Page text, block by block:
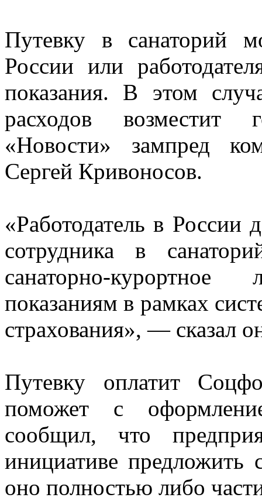
Путевку в санаторий
России или
показания. В этом
расходов возместит
«Новости» зампред
Сергей Кривоносов.
«Работодатель в России
сотрудника в
санаторно-
показаниям в рамках
страхования», — сказал
Путевку оплатит
поможет с
сообщил, что
инициативе предложить
оно полностью либо